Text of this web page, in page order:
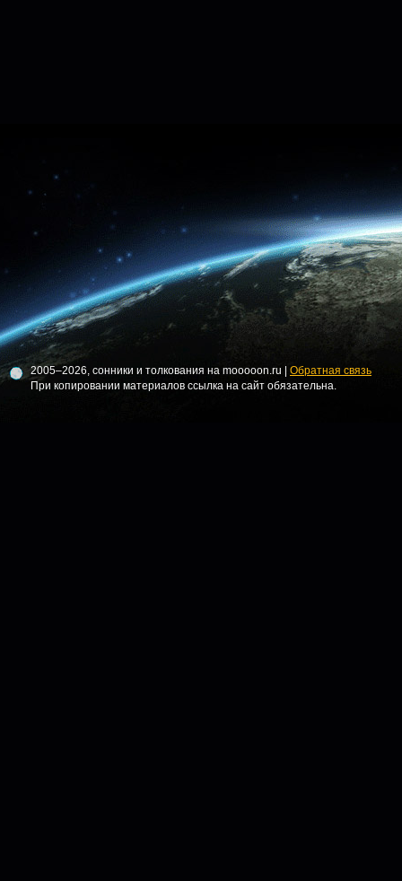
2005–2026, сонники и толкования на mooooon.ru | Обратная связь
При копировании материалов ссылка на сайт обязательна.